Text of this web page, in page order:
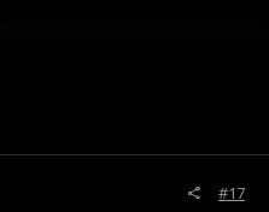
parte en este asunto.
#17